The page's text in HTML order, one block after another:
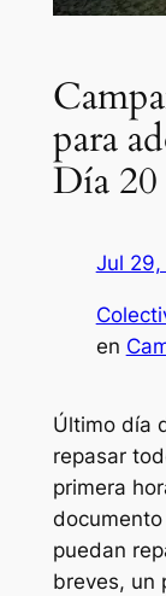
para
Día 20
Jul 29,
en
Último día
repasar
primera
puedan
breves, un